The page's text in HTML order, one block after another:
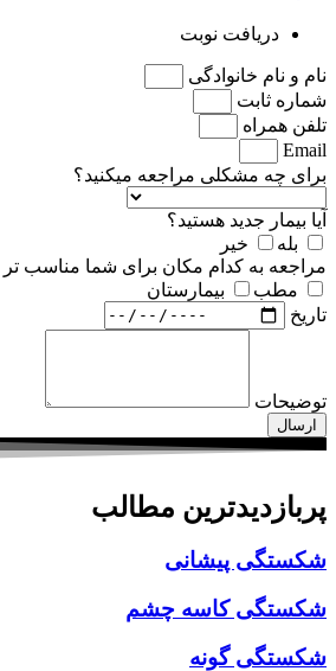
دریافت نوبت
نام و نام خانوادگی
شماره ثابت
تلفن همراه
Email
برای چه مشکلی مراجعه میکنید؟
آیا بیمار جدید هستید؟
بله
خیر
مراجعه به کدام مکان برای شما مناسب
مطب
بیمارستان
تاریخ
توضیحات
ارسال
پربازدیدترین مطالب
شکستگی پیشانی
شکستگی کاسه چشم
شکستگی گونه